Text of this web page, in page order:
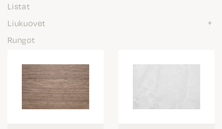
Listat
Liukuovet
Rungot